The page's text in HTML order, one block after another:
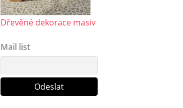
Dřevěné dekorace masiv
Mail list